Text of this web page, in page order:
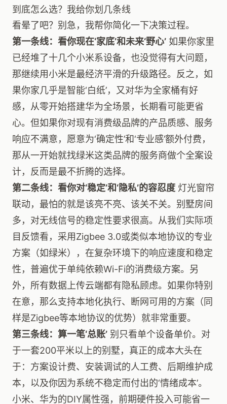
到底怎么选？我给你划几条线
看晕了吧？别急，我帮你简化一下决策过程。
第一条线：看你现在‘家底’和未来‘野心’ 如果你家里
已经堆了十几个小米系设备，也没觉得有大问题，
那继续用小米是最经济平滑的升级路径。反之，如
果你家几乎是智能‘白纸’，又对华为全家桶有好
感，从零开始搭建华为全场景，长期看可能更省
心。但如果你对现有消费级品牌的产品质感、服务
响应不满意，愿意为‘确定性’和‘专业感’额外付费，
那从一开始就找绿米这类品牌的服务商做个全案设
计，反而是最不折腾的选择。
第二条线：看你对‘稳定’和‘隐私’的容忍度 灯光窗帘
联动，最怕的就是该亮不亮、该关不关。别墅房间
多，对无线信号的稳定性要求很高。从我们实际项
目反馈看，采用Zigbee 3.0或类似本地协议的专业
方案（如绿米），在复杂环境下的响应速度和稳定
性，普遍优于单纯依赖Wi-Fi的消费级方案。另
外，所有数据上传云端都有隐私顾虑。如果你特别
在意，那么支持本地化执行、断网可用的方案（同
样是Zigbee等本地协议的优势）就非常重要。
第三条线：算一笔‘总账’ 别只看单个设备单价。对
于一套200平米以上的别墅，真正的成本大头在
于：方案设计费、安装调试的人工费、后期维护成
本，以及你因为系统不稳定而付出的‘情绪成本’。
小米、华为的DIY属性强，前期硬件投入可能省一